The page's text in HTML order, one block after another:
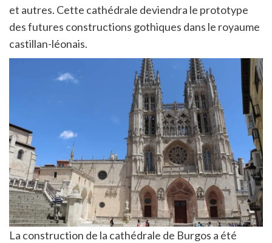
et autres. Cette cathédrale deviendra le prototype
des futures constructions gothiques dans le royaume
castillan-léonais.
La construction de la cathédrale de Burgos a été